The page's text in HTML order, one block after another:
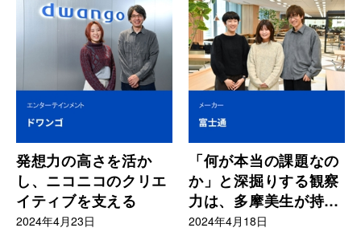
発想力の高さを活か
し、ニコニコのクリエ
イティブを支える
2024年4月23日
「何が本当の課題なの
か」と深掘りする観察
力は、多摩美生が持つ
強み
2024年4月18日